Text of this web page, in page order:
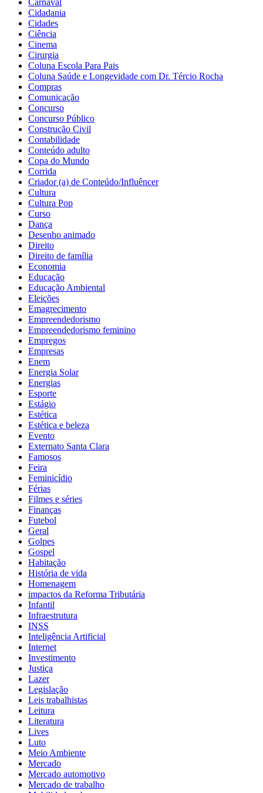
Cidadania
Cidades
Ciência
Cinema
Cirurgia
Coluna Escola Para Pais
Coluna Saúde e Longevidade com Dr. Tércio Rocha
Compras
Comunicação
Concurso
Concurso Público
Construção Civil
Contabilidade
Conteúdo adulto
Copa do Mundo
Corrida
Criador (a) de Conteúdo/Influêncer
Cultura
Cultura Pop
Curso
Dança
Desenho animado
Direito
Direito de família
Economia
Educação
Educação Ambiental
Eleições
Emagrecimento
Empreendedorismo
Empreendedorismo feminino
Empregos
Empresas
Enem
Energia Solar
Energias
Esporte
Estágio
Estética
Estética e beleza
Evento
Externato Santa Clara
Famosos
Feira
Feminicídio
Férias
Filmes e séries
Finanças
Futebol
Geral
Golpes
Gospel
Habitação
História de vida
Homenagem
impactos da Reforma Tributária
Infantil
Infraestrutura
INSS
Inteligência Artificial
Internet
Investimento
Justiça
Lazer
Legislação
Leis trabalhistas
Leitura
Literatura
Lives
Luto
Meio Ambiente
Mercado
Mercado automotivo
Mercado de trabalho